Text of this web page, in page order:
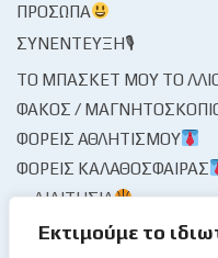
Εκτιμούμε το
ΠΡΌΣΩΠΑ
ΣΥΝΈΝΤΕΥΞΗ🎙
ΤΟ ΜΠΆΣΚΕΤ ΜΟΥ ΤΟ
ΦΑΚΌΣ /
ΦΟΡΕΊΣ ΑΘΛΗΤΙΣΜΟΎ
ΦΟΡΕΊΣ ΚΑΛΑΘΌΣΦΑΙΡΑΣ
ΔΙΑΙΤΗΣΊΑ
ΚΟΜΙΣΆΡΙΟΙ